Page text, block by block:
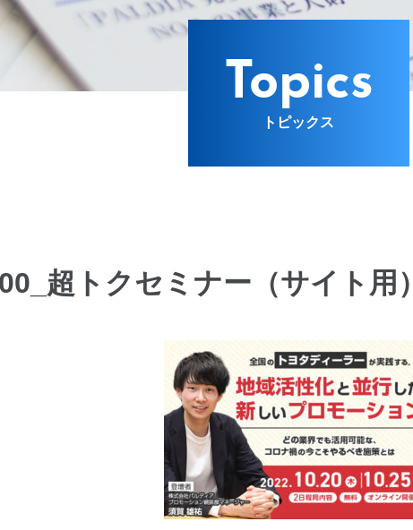
Topics
トピックス
超トクセミナー（サイト用）